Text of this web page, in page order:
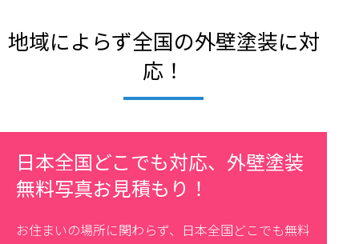
地域によらず全国の外壁塗装に対
応！
日本全国どこでも対応、外壁塗装
無料写真お見積もり！
お住まいの場所に関わらず、日本全国どこでも無料